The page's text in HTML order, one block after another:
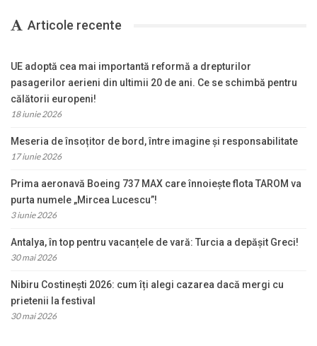
Articole recente
UE adoptă cea mai importantă reformă a drepturilor
pasagerilor aerieni din ultimii 20 de ani. Ce se schimbă pentru
călătorii europeni!
18 iunie 2026
Meseria de însoțitor de bord, între imagine și responsabilitate
17 iunie 2026
Prima aeronavă Boeing 737 MAX care înnoiește flota TAROM va
purta numele „Mircea Lucescu”!
3 iunie 2026
Antalya, în top pentru vacanțele de vară: Turcia a depășit Greci!
30 mai 2026
Nibiru Costinești 2026: cum îți alegi cazarea dacă mergi cu
prietenii la festival
30 mai 2026